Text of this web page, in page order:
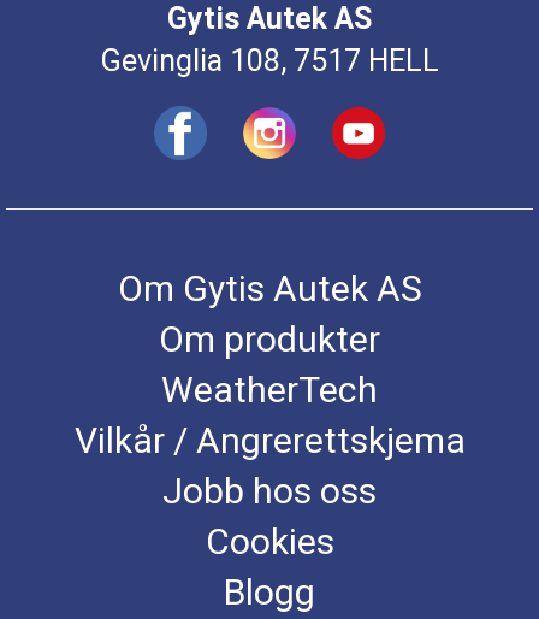
Gytis Autek AS
Gevinglia 108, 7517 HELL
Om Gytis Autek AS
Om produkter
WeatherTech
Vilkår / Angrerettskjema
Jobb hos oss
Cookies
Blogg